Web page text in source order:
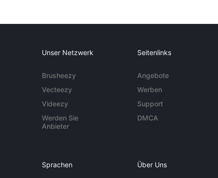
Unser Netzwerk
Brusheezy
Vecteezy
Videezy
Werden Sie
Anbieter
Seitenlinks
Angebote
Werben
Support
DMCA
Sprachen Über Uns